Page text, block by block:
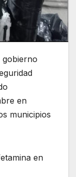
gobierno
en
municipios
en